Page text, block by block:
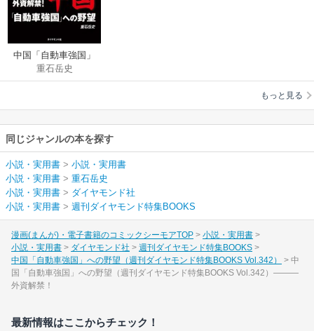
中国「自動車強国」
への野望（週刊ダイ
ヤモンド特集BOOKS
重石岳史
もっと見る
同じジャンルの本を探す
小説・実用書 > 小説・実用書
小説・実用書 > 重石岳史
小説・実用書 > ダイヤモンド社
小説・実用書 > 週刊ダイヤモンド特集BOOKS
漫画(まんが)・電子書籍のコミックシーモアTOP
小説・実用書
小説・実用書
ダイヤモンド社
週刊ダイヤモンド特集BOOKS
中国「自動車強国」への野望（週刊ダイヤモンド特集BOOKS Vol.342）
中
国「自動車強国」への野望（週刊ダイヤモンド特集BOOKS Vol.342）―――
外資解禁！
最新情報はここからチェック！